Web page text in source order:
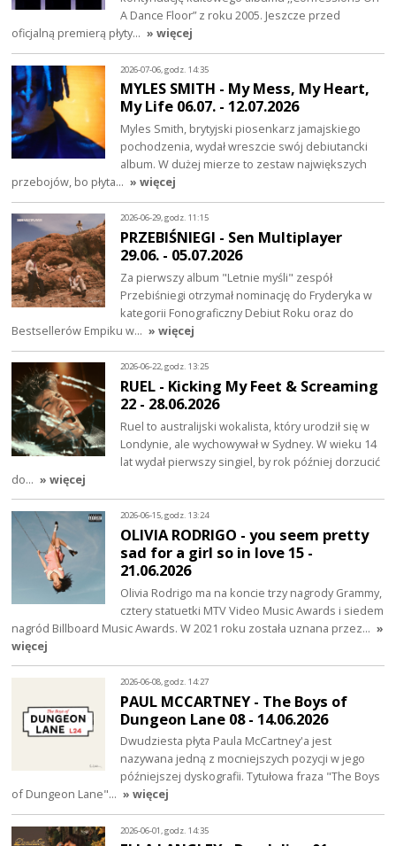
A Dance Floor” z roku 2005. Jeszcze przed
oficjalną premierą płyty… » więcej
2026-07-06, godz. 14:35
MYLES SMITH - My Mess, My Heart,
My Life 06.07. - 12.07.2026
Myles Smith, brytyjski piosenkarz jamajskiego
pochodzenia, wydał wreszcie swój debiutancki
album. W dużej mierze to zestaw największych
przebojów, bo płyta… » więcej
2026-06-29, godz. 11:15
PRZEBIŚNIEGI - Sen Multiplayer
29.06. - 05.07.2026
Za pierwszy album "Letnie myśli" zespół
Przebiśniegi otrzymał nominację do Fryderyka w
kategorii Fonograficzny Debiut Roku oraz do
Bestsellerów Empiku w… » więcej
2026-06-22, godz. 13:25
RUEL - Kicking My Feet & Screaming
22 - 28.06.2026
Ruel to australijski wokalista, który urodził się w
Londynie, ale wychowywał w Sydney. W wieku 14
lat wydał pierwszy singiel, by rok później dorzucić
do… » więcej
2026-06-15, godz. 13:24
OLIVIA RODRIGO - you seem pretty
sad for a girl so in love 15 -
21.06.2026
Olivia Rodrigo ma na koncie trzy nagrody Grammy,
cztery statuetki MTV Video Music Awards i siedem
nagród Billboard Music Awards. W 2021 roku została uznana przez… »
więcej
2026-06-08, godz. 14:27
PAUL MCCARTNEY - The Boys of
Dungeon Lane 08 - 14.06.2026
Dwudziesta płyta Paula McCartney'a jest
nazywana jedną z mocniejszych pozycji w jego
późniejszej dyskografii. Tytułowa fraza "The Boys
of Dungeon Lane"… » więcej
2026-06-01, godz. 14:35